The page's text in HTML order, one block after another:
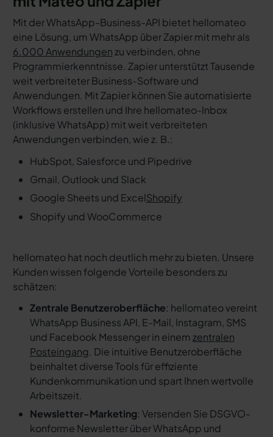
Mit der WhatsApp-Business-API bietet hellomateo
eine Lösung, um WhatsApp über Zapier mit mehr als
6.000 Anwendungenzu verbinden, ohne
Programmierkenntnisse. Zapier unterstützt Tausende
weit verbreiteter Business-Software und
Anwendungen. Mit Zapier können Sie automatisierte
Workflows erstellen und Ihre hellomateo-Inbox
(inklusive WhatsApp) mit weit verbreiteten
Anwendungen verbinden, wie z. B.:
HubSpot, Salesforce und Pipedrive
Gmail, Outlook und Slack
Google Sheets und ExcelShopify
Shopify und WooCommerce
hellomateo hat noch deutlich mehr zu bieten. Unsere
Kunden wissen folgende Vorteile besonders zu
schätzen:
Zentrale Benutzeroberfläche: hellomateo vereint
WhatsApp Business API, E-Mail, Instagram, SMS
und Facebook Messenger in einem zentralen
Posteingang. Die intuitive Benutzeroberfläche
beinhaltet diverse Tools für effiziente
Kundenkommunikation und spart Ihnen wertvolle
Arbeitszeit.
Newsletter-Marketing: Versenden Sie DSGVO-
konforme Newsletter über WhatsApp und